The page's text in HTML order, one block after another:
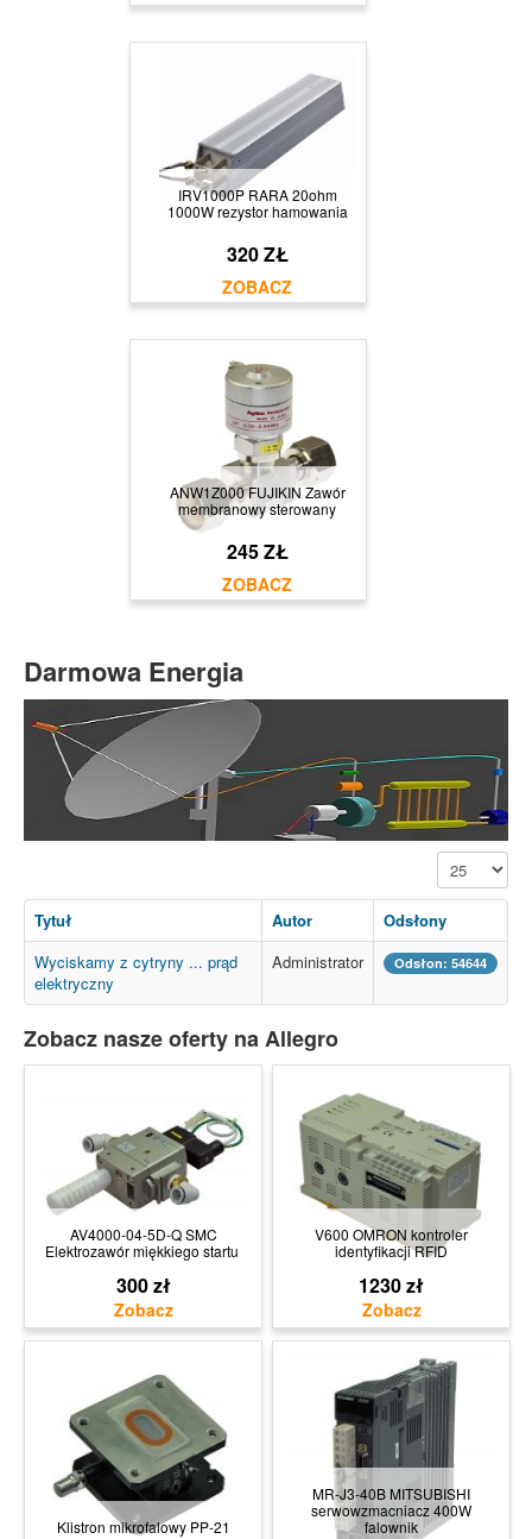
IRV1000P RARA 20ohm
1000W rezystor hamowania
320 ZŁ
ANW1Z000 FUJIKIN Zawór
membranowy sterowany
245 ZŁ
Darmowa Energia
Pokaż #
Tytuł Autor
Odsłony
Wyciskamy z cytryny ... prąd
elektryczny
Administrator Odsłon: 54644
Zobacz nasze oferty na Allegro
AV4000-04-5D-Q SMC
Elektrozawór miękkiego startu
300 zł
V600 OMRON kontroler
identyfikacji RFID
1230 zł
Klistron mikrofalowy PP-21
MR-J3-40B MITSUBISHI
serwowzmacniacz 400W
falownik